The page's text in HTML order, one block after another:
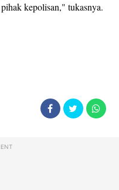
kepolisan," tukasnya.